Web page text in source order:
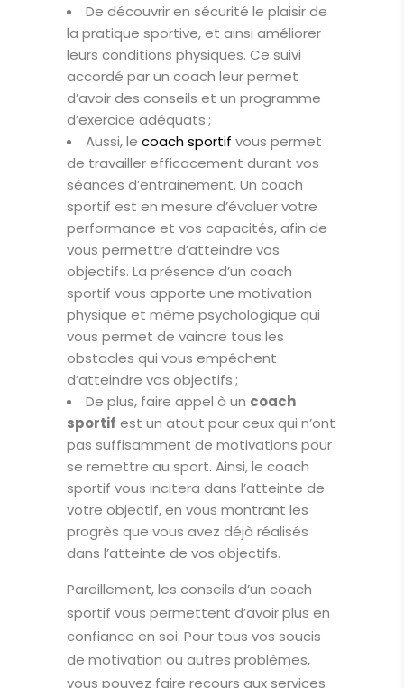
De découvrir en sécurité le plaisir de
la pratique sportive, et ainsi améliorer
leurs conditions physiques. Ce suivi
accordé par un coach leur permet
d’avoir des conseils et un programme
d’exercice adéquats ;
Aussi, le coach sportif vous permet
de travailler efficacement durant vos
séances d’entrainement. Un coach
sportif est en mesure d’évaluer votre
performance et vos capacités, afin de
vous permettre d’atteindre vos
objectifs. La présence d’un coach
sportif vous apporte une motivation
physique et même psychologique qui
vous permet de vaincre tous les
obstacles qui vous empêchent
d’atteindre vos objectifs ;
De plus, faire appel à un coach
sportif est un atout pour ceux qui n’ont
pas suffisamment de motivations pour
se remettre au sport. Ainsi, le coach
sportif vous incitera dans l’atteinte de
votre objectif, en vous montrant les
progrès que vous avez déjà réalisés
dans l’atteinte de vos objectifs.
Pareillement, les conseils d’un coach
sportif vous permettent d’avoir plus en
confiance en soi. Pour tous vos soucis
de motivation ou autres problèmes,
vous pouvez faire recours aux services